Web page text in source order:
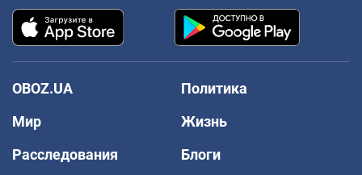
OBOZ.UA
Политика
Мир
Жизнь
Расследования
Блоги